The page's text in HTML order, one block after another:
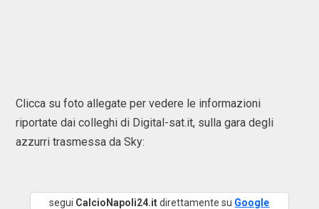
Clicca su foto allegate per vedere le informazioni
riportate dai colleghi di Digital-sat.it, sulla gara degli
azzurri trasmessa da Sky:
segui CalcioNapoli24.itdirettamente su Google